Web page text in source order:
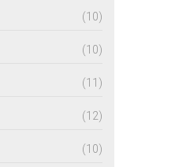
(10)
(10)
(11)
(12)
(10)